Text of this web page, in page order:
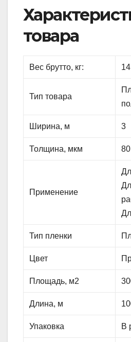
товара
Вес брутто, кг:
Тип товара
Ширина, м 3
Толщина, мкм 80
Применение
Тип пленки
Цвет
Площадь, м2
Длина, м
Упаковка В